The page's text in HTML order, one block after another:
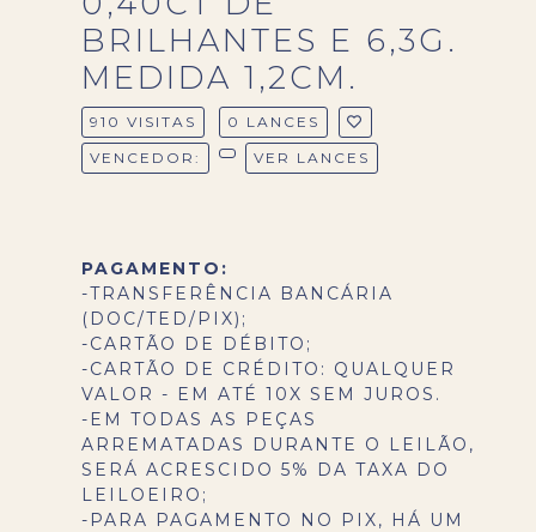
BRILHANTES E 6,3G.
MEDIDA 1,2CM.
910 VISITAS
0 LANCES
VENCEDOR:
VER LANCES
PAGAMENTO:
-TRANSFERÊNCIA BANCÁRIA
(DOC/TED/PIX);
-CARTÃO DE DÉBITO;
-CARTÃO DE CRÉDITO: QUALQUER
VALOR - EM ATÉ 10X SEM JUROS.
-EM TODAS AS PEÇAS
ARREMATADAS DURANTE O LEILÃO,
SERÁ ACRESCIDO 5% DA TAXA DO
LEILOEIRO;
-PARA PAGAMENTO NO PIX, HÁ UM